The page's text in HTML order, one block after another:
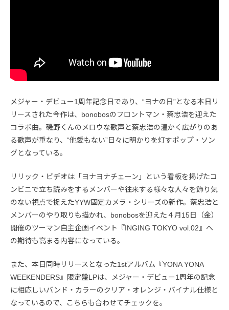
メジャー・デビュー1周年記念日であり、“ヨナの日”となる本日リ
リースされた今作は、bonobosのフロントマン・蔡忠浩を迎えた
コラボ曲。磯野くんのメロウな歌声と蔡忠浩の温かく広がりのあ
る歌声が重なり、“他愛もない”日々に明かりを灯すポップ・ソン
グとなっている。
リリック・ビデオは「ヨナヨナチェーン」という看板を掲げたコ
ンビニで立ち読みをするメンバーや往来する様々な人々を飾り気
のない視点で捉えたYYW固定カメラ・シリーズの新作。蔡忠浩と
メンバーのやり取りも描かれ、bonobosを迎えた４月15日（金）
開催のツーマン自主企画イベント『INGING TOKYO vol.02』へ
の期待も高まる内容になっている。
また、本日同時リリースとなった1stアルバム『YONA YONA
WEEKENDERS』限定盤LPは、メジャー・デビュー1周年の記念
に相応しいバンド・カラーのクリア・オレンジ・バイナル仕様と
なっているので、こちらも合わせてチェックを。